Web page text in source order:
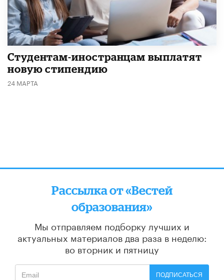
Студентам-иностранцам выплатят
новую стипендию
24 МАРТА
Рассылка от «Вестей
образования»
Мы отправляем подборку лучших и
актуальных материалов два раза в неделю:
во вторник и пятницу
ПОДПИСАТЬСЯ